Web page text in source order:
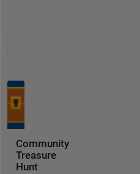
Community
Treasure
Hunt